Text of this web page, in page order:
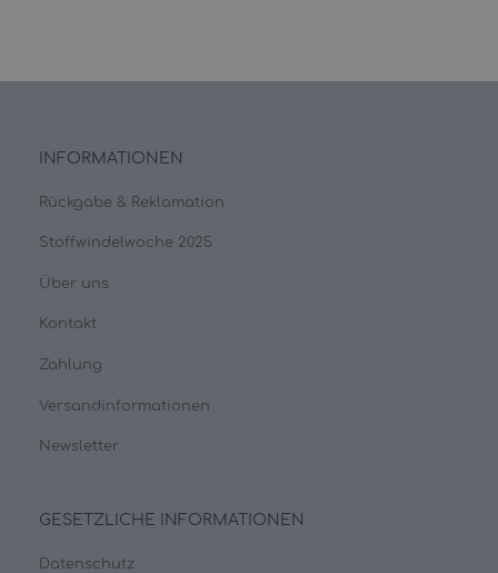
INFORMATIONEN
Rückgabe & Reklamation
Stoffwindelwoche 2025
Über uns
Kontakt
Zahlung
Versandinformationen
Newsletter
GESETZLICHE INFORMATIONEN
Datenschutz